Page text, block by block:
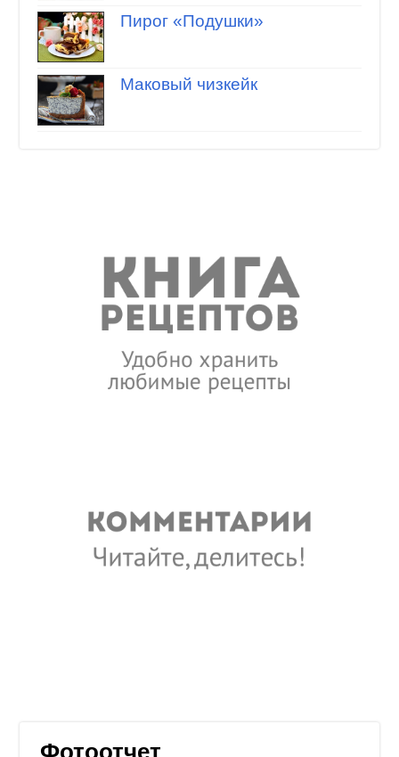
Пирог «Подушки»
Маковый чизкейк
Фотоотчет